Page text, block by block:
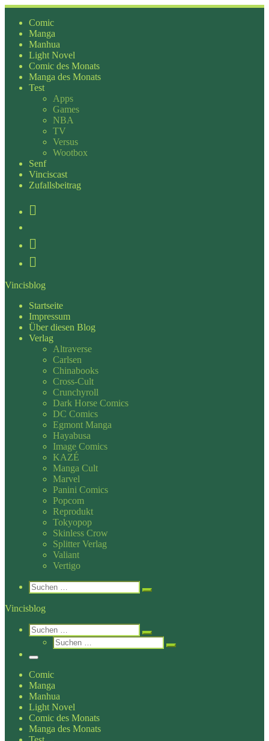
Zum
Inhalt
springen
Comic
Manga
Manhua
Light Novel
Comic des Monats
Manga des Monats
Test
Apps
Games
NBA
TV
Versus
Wootbox
Senf
Vinciscast
Zufallsbeitrag
Vincisblog
Startseite
Impressum
Über diesen Blog
Verlag
Altraverse
Carlsen
Chinabooks
Cross-Cult
Crunchyroll
Dark Horse Comics
DC Comics
Egmont Manga
Hayabusa
Image Comics
KAZÉ
Manga Cult
Marvel
Panini Comics
Popcom
Reprodukt
Tokyopop
Skinless Crow
Splitter Verlag
Valiant
Vertigo
Search
Suche
Suchen …
Vincisblog
Search
Suche
Suchen …
Suche
Suchen …
Menü
Comic
Manga
Manhua
Light Novel
Comic des Monats
Manga des Monats